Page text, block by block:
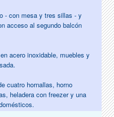
- con mesa y tres sillas - y
acceso al segundo balcón
acero inoxidable, muebles y
cuatro hornallas, horno
heladera con freezer y una